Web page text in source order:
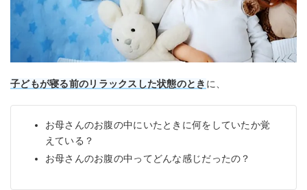
子どもが寝る前のリラックスした状態のとき に、
お母さんのお腹の中にいたときに何をしていたか覚
えている？
お母さんのお腹の中ってどんな感じだったの？